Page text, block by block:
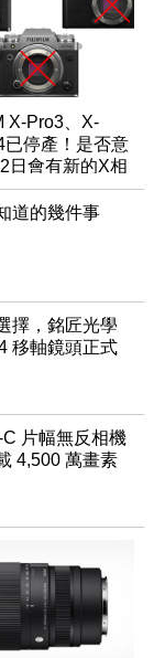
X-Pro3、X-
已停產！是否意
日會有新的X相
道的幾件事
擇，銘匠光學
移軸鏡頭正式
片幅無反相機
4,500 萬畫素